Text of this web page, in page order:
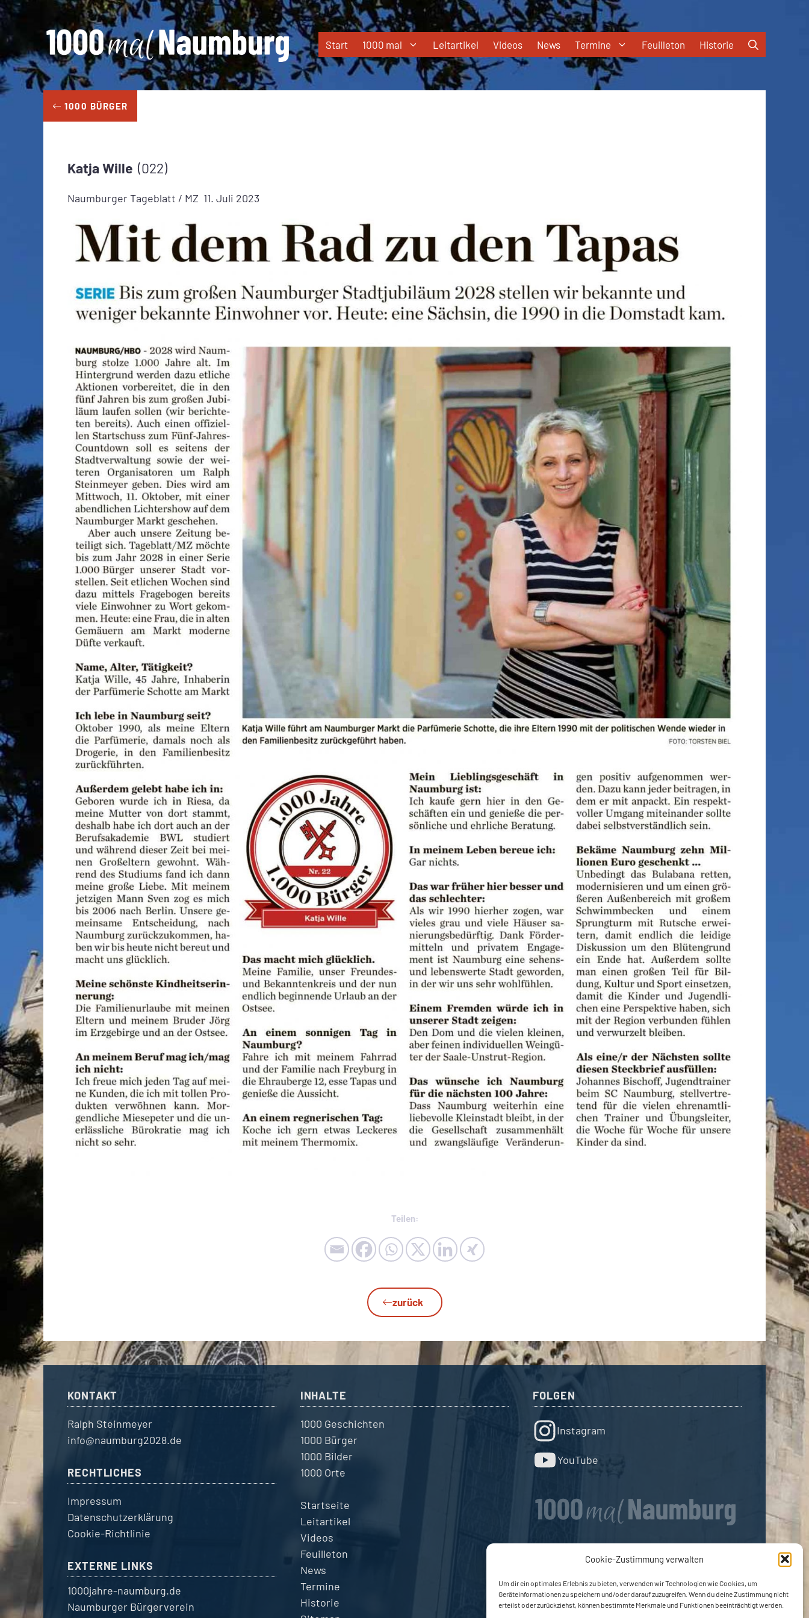
Cookie-Zustimmung verwalten
Um dir ein optimales Erlebnis zu bieten, verwenden wir Technologien wie Cookies, um
Geräteinformationen zu speichern und/oder darauf zuzugreifen. Wenn du deine Zustimmung nicht
erteilst oder zurückziehst, können bestimmte Merkmale und Funktionen beeinträchtigt werden.
Zum
Inhalt
springen
Start 1000 mal Leitartikel Videos News Termine Feuilleton Historie
1000 BÜRGER
Katja Wille 022
Naumburger Tageblatt / MZ 11. Juli 2023
Teilen:
zurück
KONTAKT
Ralph Steinmeyer
info@naumburg2028.de
RECHTLICHES
Impressum
Datenschutzerklärung
Cookie-Richtlinie
EXTERNE LINKS
1000jahre-naumburg.de
Naumburger Bürgerverein
INHALTE
1000 Geschichten
1000 Bürger
1000 Bilder
1000 Orte
Startseite
Leitartikel
Videos
Feuilleton
News
Termine
Historie
FOLGEN
Instagram
YouTube